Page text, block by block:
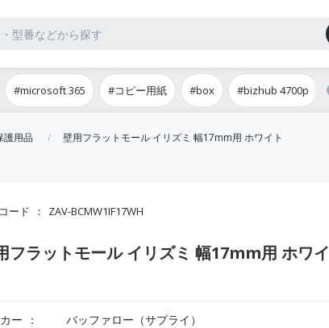
#microsoft 365 #コピー用紙 #box #bizhub 4700p
護用品 壁用フラットモール イリズミ 幅17mm用 ホワイト
ード ZAV-BCMW1IF17WH
フラットモール イリズミ 幅17mm用 ホワイ
ー バッファロー（サプライ）